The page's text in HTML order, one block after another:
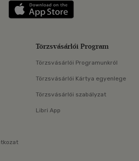
applikáció Szerezd meg: Google
Törzsvásárlói Program
Törzsvásárlói Programunkról
Törzsvásárlói Kártya egyenlege
Törzsvásárlói szabályzat
Libri App